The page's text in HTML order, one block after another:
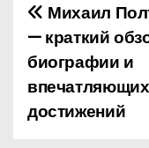
Н
а
в
и
Михаил
— краткий
биографии и
впечатляющих
достижений